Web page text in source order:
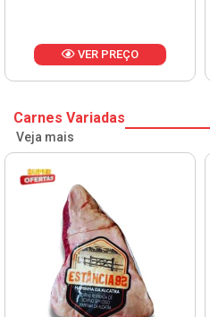
VER PREÇO
Carnes Variadas
Veja mais